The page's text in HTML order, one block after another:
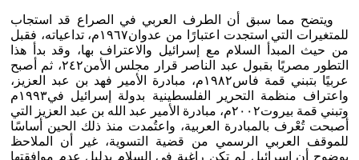
ويتضح مما سبق أن الطرف العربي في الصراع قد استجاب
للمتغيرات التي استجدت اعتبارًا من عدوان١٩٦٧م، تداعياته، فقبل
من حيث المبدأ السلام مع إسرائيل والاعتراف بها، وقد بدأ هذا
التطور مصريًا بقبول عبد الناصر قرار مجلس الأمن٢٤٢، ثم أصبح
عربيًا بتبني قمة فاس١٩٨٢م، مبادرة الأمير فهد بن عبد العزيز،
واعتراف منظمة التحرير الفلسطينية بدولة إسرائيل في١٩٩٣م
وتبني قمة بيروت٢٠٠٢م، مبادرة الأمير عبد الله بن عبد العزيز التي
أصبحت تُعْرف بالمبادرة العربية، واعتُمدت منذ ذلك الحين أساسًا
للموقف العربي الرسمي من قضية التسوية، غير أن الملاحظ
بوضوح أن إسرائيل لم تكن راغبة في السلام بدليل عدم موافقتها